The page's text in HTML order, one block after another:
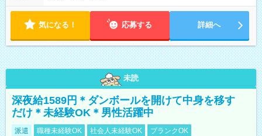
ん。
気になる！ 応募する 詳細へ
未読
深夜給1589円＊ダンボールを開けて中身を移す
だけ＊未経験OK＊男性活躍中
派遣 職種未経験OK 社会人未経験OK ブランクOK